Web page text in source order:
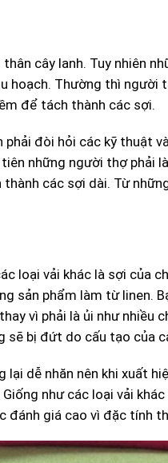
cây lanh. Tuy nhiên
hoạch. Thường thì người
để tách thành các sợi.
đòi hỏi các kỹ thuật
những người thợ phải
các sợi dài. Từ
loại vải khác là sợi của
sản phẩm làm từ linen.
vì phải là ủi như nhiều
sẽ bị đứt do cấu tạo của
lại dễ nhăn nên khi xuất
như các loại vải
đánh giá cao vì đặc tính